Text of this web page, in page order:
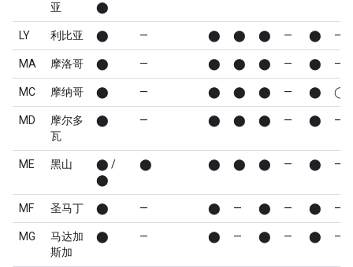
亚
⬤
LY 利比亚 ⬤ — ⬤ ⬤ ⬤ — ⬤ —
MA 摩洛哥 ⬤ — ⬤ ⬤ ⬤ — ⬤ —
MC 摩纳哥 ⬤ — ⬤ ⬤ ⬤ — ⬤ ◯
MD
摩尔多
瓦
⬤ — ⬤ ⬤ ⬤ — ⬤ —
ME 黑山
⬤ /
⬤
⬤ ⬤ ⬤ ⬤ — ⬤ —
MF 圣马丁 ⬤ — ⬤ — ⬤ — ⬤ —
MG
马达加
斯加
⬤ — ⬤ — ⬤ — ⬤ —